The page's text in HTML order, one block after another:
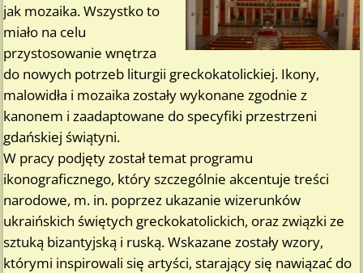
jak mozaika. Wszystko to
miało na celu
przystosowanie wnętrza
do nowych potrzeb liturgii greckokatolickiej. Ikony,
malowidła i mozaika zostały wykonane zgodnie z
kanonem i zaadaptowane do specyfiki przestrzeni
gdańskiej świątyni.
W pracy podjęty został temat programu
ikonograficznego, który szczególnie akcentuje treści
narodowe, m. in. poprzez ukazanie wizerunków
ukraińskich świętych greckokatolickich, oraz związki ze
sztuką bizantyjską i ruską. Wskazane zostały wzory,
którymi inspirowali się artyści, starający się nawiązać do